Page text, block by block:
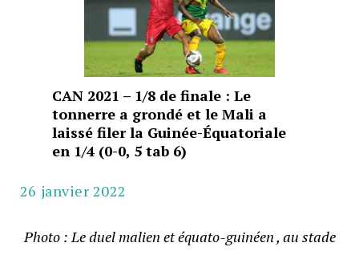
CAN 2021 – 1/8 de finale : Le
tonnerre a grondé et le Mali a
laissé filer la Guinée-Équatoriale
en 1/4 (0-0, 5 tab 6)
26 janvier 2022
Photo : Le duel malien et équato-guinéen , au stade